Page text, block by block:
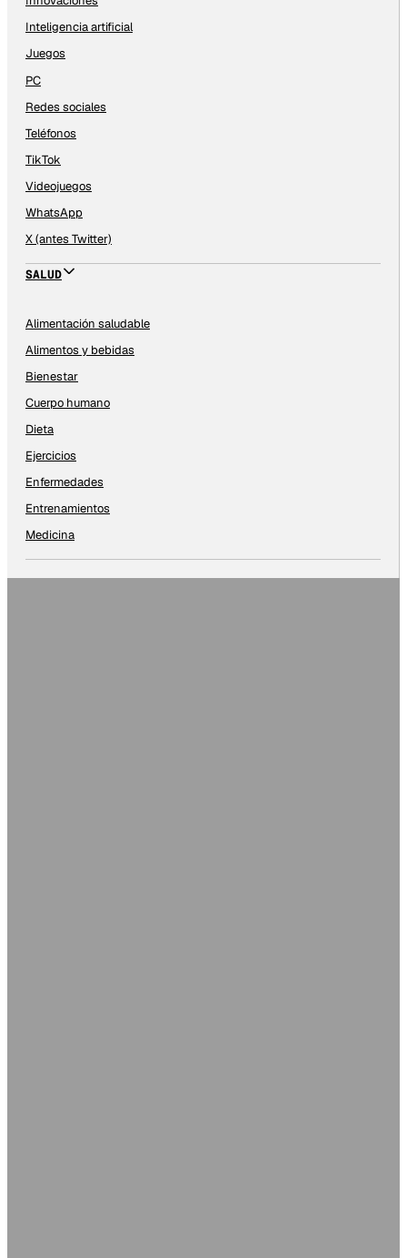
Inteligencia artificial
Juegos
PC
Redes sociales
Teléfonos
TikTok
Videojuegos
WhatsApp
X (antes Twitter)
SALUD
Alimentación saludable
Alimentos y bebidas
Bienestar
Cuerpo humano
Dieta
Ejercicios
Enfermedades
Entrenamientos
Medicina